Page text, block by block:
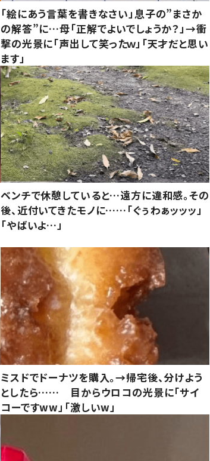
「絵にあう言葉を書きなさい」息子の”まさか
の解答”に…母「正解でよいでしょうか？」→衝
撃の光景に「声出して笑ったｗ」「天才だと思い
ます」
ベンチで休憩していると…遠方に違和感。その
後、近付いてきたモノに……「ぐぅわぁッッッ」
「やばいよ…」
ミスドでドーナツを購入。→帰宅後、分けよう
としたら…… 目からウロコの光景に「サイ
コーですww」「激しいw」